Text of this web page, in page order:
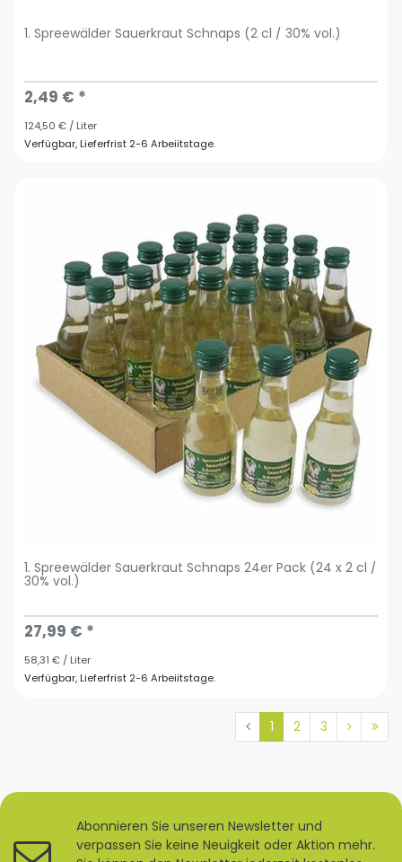
1. Spreewälder Sauerkraut Schnaps (2 cl / 30% vol.)
2,49 € *
124,50 € / Liter
Verfügbar, Lieferfrist 2-6 Arbeiitstage.
1. Spreewälder Sauerkraut Schnaps 24er Pack (24 x 2 cl /
30% vol.)
27,99 € *
58,31 € / Liter
Verfügbar, Lieferfrist 2-6 Arbeiitstage.
1 2 3
Abonnieren Sie unseren Newsletter und
verpassen Sie keine Neuigkeit oder Aktion mehr.